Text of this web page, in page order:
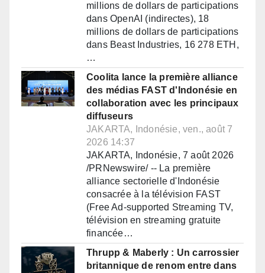
millions de dollars de participations
dans OpenAI (indirectes), 18
millions de dollars de participations
dans Beast Industries, 16 278 ETH,
…
Coolita lance la première alliance
des médias FAST d'Indonésie en
collaboration avec les principaux
diffuseurs
JAKARTA, Indonésie, ven., août 7
2026 14:37
JAKARTA, Indonésie, 7 août 2026
/PRNewswire/ -- La première
alliance sectorielle d'Indonésie
consacrée à la télévision FAST
(Free Ad-supported Streaming TV,
télévision en streaming gratuite
financée…
Thrupp & Maberly : Un carrossier
britannique de renom entre dans